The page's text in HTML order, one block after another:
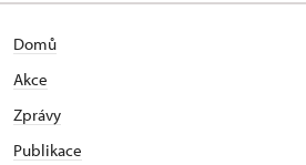
Domů
Akce
Zprávy
Publikace